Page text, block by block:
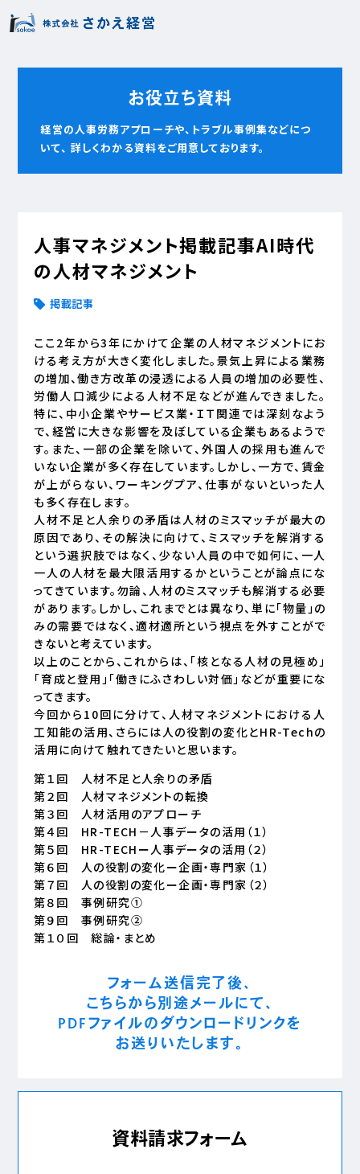
お役立ち資料
経営の人事労務アプローチや、トラブル事例集などにつ
いて、 詳しくわかる資料をご用意しております。
人事マネジメント掲載記事AI時代
の人材マネジメント
掲載記事
ここ2年から3年にかけて企業の人材マネジメントにお
ける考え方が大きく変化しました。景気上昇による業務
の増加、働き方改革の浸透による人員の増加の必要性、
労働人口減少による人材不足などが進んできました。
特に、中小企業やサービス業・ＩＴ関連では深刻なよう
で、経営に大きな影響を及ぼしている企業もあるようで
す。また、一部の企業を除いて、外国人の採用も進んで
いない企業が多く存在しています。しかし、一方で、賃金
が上がらない、ワーキングプア、仕事がないといった人
も多く存在します。
人材不足と人余りの矛盾は人材のミスマッチが最大の
原因であり、その解決に向けて、ミスマッチを解消する
という選択肢ではなく、少ない人員の中で如何に、一人
一人の人材を最大限活用するかということが論点にな
ってきています。勿論、人材のミスマッチも解消する必要
があります。しかし、これまでとは異なり、単に「物量」の
みの需要ではなく、適材適所という視点を外すことがで
きないと考えています。
以上のことから、これからは、「核となる人材の見極め」
「育成と登用」「働きにふさわしい対価」などが重要にな
ってきます。
今回から10回に分けて、人材マネジメントにおける人
工知能の活用、さらには人の役割の変化とHR-Techの
活用に向けて触れてきたいと思います。
第１回 人材不足と人余りの矛盾
第２回 人材マネジメントの転換
第３回 人材活用のアプローチ
第４回 HR-TECH－人事データの活用（１）
第５回 HR-TECHー人事データの活用（２）
第６回 人の役割の変化ー企画・専門家（１）
第７回 人の役割の変化ー企画・専門家（２）
第８回 事例研究①
第９回 事例研究②
第１０回 総論・まとめ
フォーム送信完了後、
こちらから別途メールにて、
PDFファイルのダウンロードリンクを
お送りいたします。
資料請求フォーム